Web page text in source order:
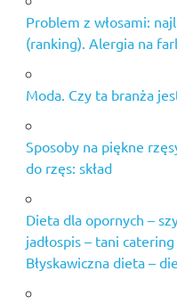
Problem z włosami:
(ranking). Alergia na
Moda. Czy ta branża
Sposoby na piękne
do rzęs: skład
Dieta dla opornych –
jadłospis – tani
Błyskawiczna dieta –